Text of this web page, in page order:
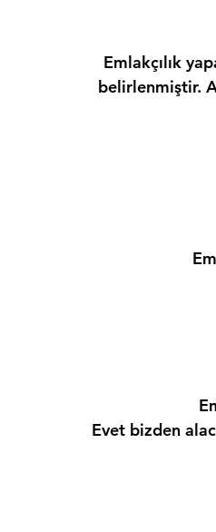
Emlakçılık
belirlenmiştir.
Evet bizden